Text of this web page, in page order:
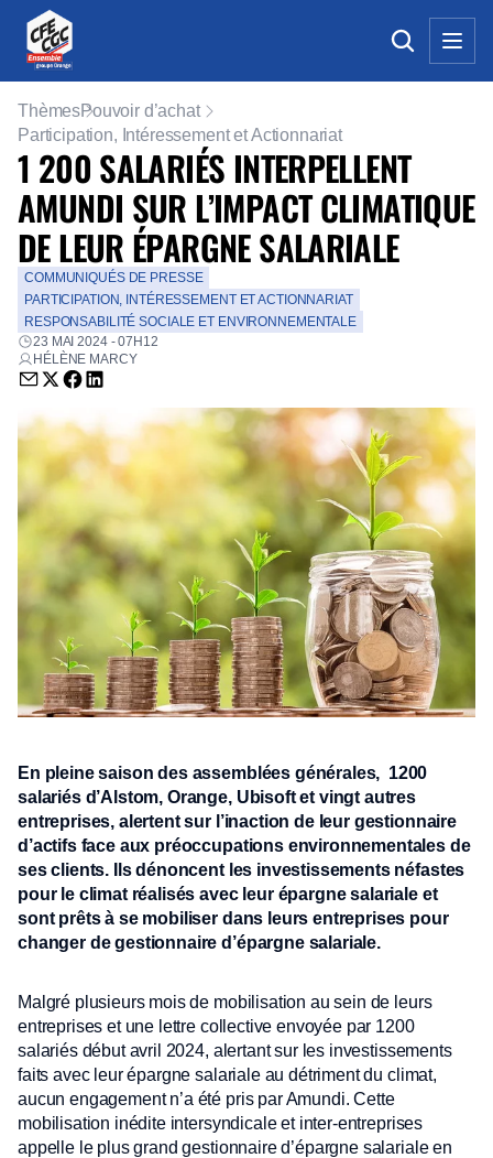
ThèmesPouvoir d’achat
Participation, Intéressement et Actionnariat
1 200 SALARIÉS INTERPELLENT
AMUNDI SUR L’IMPACT CLIMATIQUE
DE LEUR ÉPARGNE SALARIALE
COMMUNIQUÉS DE PRESSE
PARTICIPATION, INTÉRESSEMENT ET ACTIONNARIAT
RESPONSABILITÉ SOCIALE ET ENVIRONNEMENTALE
23 MAI 2024 - 07H12
HÉLÈNE MARCY
Envoyer par email (nouvelle fenêtre)
Partager sur Twitter (nouvelle fenêtre)
Partager sur Facebook (nouvelle fenêtre)
Partager sur LinkedIn (nouvelle fenêtre)
En pleine saison des assemblées générales, 1200
salariés d’Alstom, Orange, Ubisoft et vingt autres
entreprises, alertent sur l’inaction de leur gestionnaire
d’actifs face aux préoccupations environnementales de
ses clients. Ils dénoncent les investissements néfastes
pour le climat réalisés avec leur épargne salariale et
sont prêts à se mobiliser dans leurs entreprises pour
changer de gestionnaire d’épargne salariale.
Malgré plusieurs mois de mobilisation au sein de leurs
entreprises et une lettre collective envoyée par 1200
salariés début avril 2024, alertant sur les investissements
faits avec leur épargne salariale au détriment du climat,
aucun engagement n’a été pris par Amundi. Cette
mobilisation inédite intersyndicale et inter-entreprises
appelle le plus grand gestionnaire d’épargne salariale en